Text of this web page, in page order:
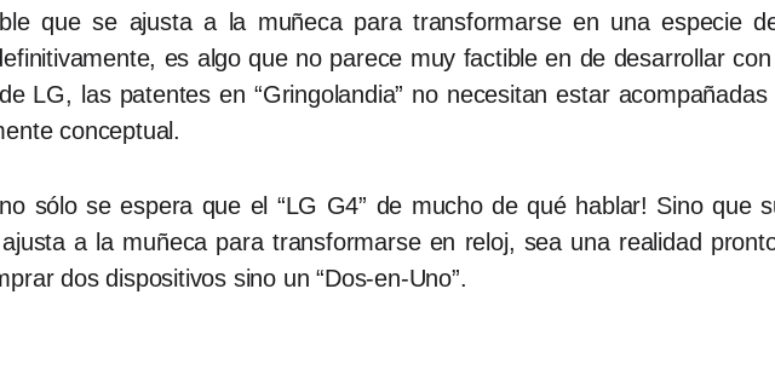
que se ajusta a la muñeca para transformarse en una especie
es algo que no parece muy factible en de desarrollar
LG, las patentes en “Gringolandia” no necesitan estar
conceptual.
sólo se espera que el “LG G4” de mucho de qué hablar! Sino que
a la muñeca para transformarse en reloj, sea una realidad
dos dispositivos sino un “Dos-en-Uno”.